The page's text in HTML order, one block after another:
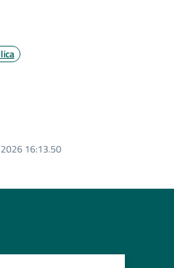
16:13.50